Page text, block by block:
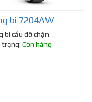
bi 7204AW
bi cầu đỡ chặn
trạng: Còn hàng